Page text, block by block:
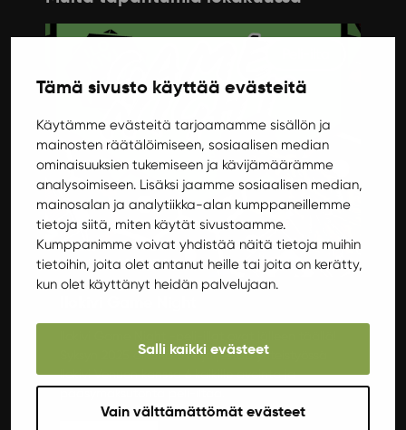
Tämä sivusto käyttää evästeitä
Käytämme evästeitä tarjoamamme sisällön ja
mainosten räätälöimiseen, sosiaalisen median
ominaisuuksien tukemiseen ja kävijämäärämme
analysoimiseen. Lisäksi jaamme sosiaalisen median,
mainosalan ja analytiikka-alan kumppaneillemme
tietoja siitä, miten käytät sivustoamme.
Kumppanimme voivat yhdistää näitä tietoja muihin
tietoihin, joita olet antanut heille tai joita on kerätty,
kun olet käyttänyt heidän palvelujaan.
Salli kaikki evästeet
Vain välttämättömät evästeet
Torstai 9.10.2025 17:00
Syksyn 2025 aikana JYY järjestää yhteistyössä
Ilokivi Venuen kanssa 6 kaikille avointa ja